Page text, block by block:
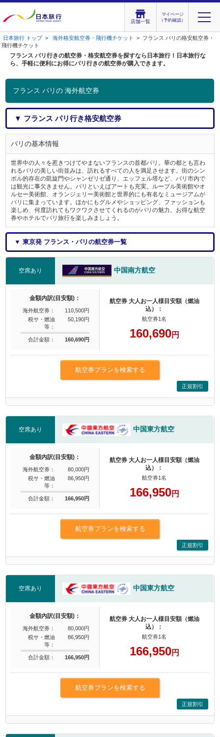
店舗一覧
マイページ
（予約確認）
日本旅行 トップ > 海外格安航空券・飛行機チケット
> フランス パリの格安航空券・
飛行機チケット
フランス パリ行きの航空券・格安航空券を探すなら日本旅行！日本旅行な
ら、手軽に便利にお得にパリ行きの航空券が購入できます。
フランス パリの 海外航空券
▼ フランス パリ行き格安航空券
パリの基本情報
世界中の人々を惹きつけてやまないフランスの首都パリ。華の都とも言わ
れるパリの美しい街並みは、訪れるすべての人を満足させます。街のシン
ボル的存在の凱旋門やシャンゼリゼ通り、エッフェル塔など、パリ市内で
は観光に事欠きません。パリといえばアートも充実。ルーブル美術館やオ
ルセー美術館、オランジェリー美術館と世界的にも有名なミュージアムが
パリに集まっています。ほかにもグルメやショッピング、ファッションも
楽しめ、何度訪れてもワクワクさせてくれるのがパリの魅力。お得な航空
券やホテルでパリ旅行を楽しみましょう。
▼ 東京発 フランス・パリの航空券一覧
空席あり 中国南方航空
金額内訳(目安額)：
海外航空券：
110,500円
税サ・燃油
等：
50,190円
合計金額： 160,690円
航空券 大人お一人様目安額（燃油
込）：
航空券1名
160,690円
航空券プランを検索する
正規割引
空席あり 中国東方航空
金額内訳(目安額)：
海外航空券：
80,000円
税サ・燃油
等：
86,950円
合計金額： 166,950円
航空券 大人お一人様目安額（燃油
込）：
航空券1名
166,950円
航空券プランを検索する
正規割引
空席あり 中国東方航空
金額内訳(目安額)：
海外航空券：
80,000円
税サ・燃油
等：
86,950円
合計金額： 166,950円
航空券 大人お一人様目安額（燃油
込）：
航空券1名
166,950円
航空券プランを検索する
正規割引